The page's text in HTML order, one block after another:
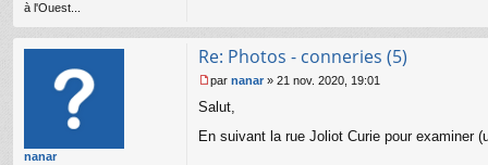
à l'Ouest...
nanar
Re: Photos - conneries (5)
e
s
par nanar » 21 nov. 2020, 19:01
Salut,
En suivant la rue Joliot Curie pour examiner